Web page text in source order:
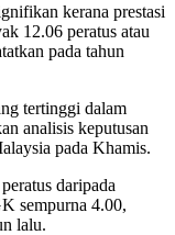
kerana prestasi
12.06 peratus atau
pada tahun
tertinggi dalam
analisis keputusan
pada Khamis.
daripada
sempurna 4.00,
lalu.